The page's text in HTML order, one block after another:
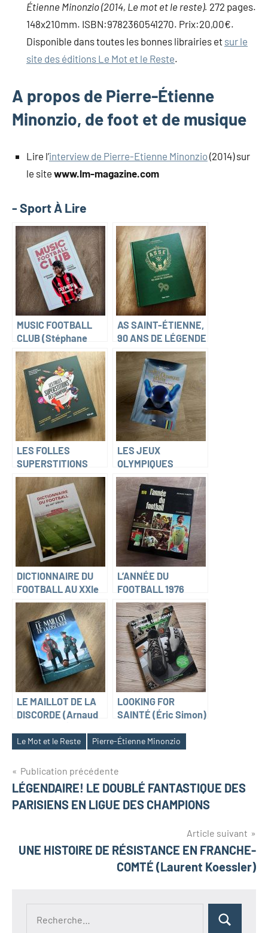
Étienne Minonzio (2014, Le mot et le reste). 272 pages.
148x210mm. ISBN:9782360541270. Prix:20,00€.
Disponible dans toutes les bonnes librairies et sur le
site des éditions Le Mot et le Reste.
A propos de Pierre-Étienne
Minonzio, de foot et de musique
Lire l’interview de Pierre-Etienne Minonzio(2014) sur
le site www.lm-magazine.com
- Sport À Lire
MUSIC FOOTBALL
CLUB (Stéphane
Basset)
AS SAINT-ÉTIENNE,
90 ANS DE LÉGENDE
(Denis Chaumier)
LES FOLLES
SUPERSTITIONS
DES CHAMPIONS
(Étienne Bonamy,
Christophe
Duchiron, Manuel
Tissier)
LES JEUX
OLYMPIQUES
D’HIVER, DES
ORIGINES A NOS
JOURS (Pierre
Lagrue)
DICTIONNAIRE DU
FOOTBALL AU XXIe
SIÈCLE (Christophe
Kuchly & Philippe
Gargov)
L’ANNÉE DU
FOOTBALL 1976
(Jacques Thibert)
LE MAILLOT DE LA
DISCORDE (Arnaud
Oburie)
LOOKING FOR
SAINTÉ (Éric Simon)
Le Mot et le Reste Pierre-Étienne Minonzio
Navigation
de
Publication précédente
LÉGENDAIRE! LE DOUBLÉ FANTASTIQUE DES
PARISIENS EN LIGUE DES CHAMPIONS
Article suivant
UNE HISTOIRE DE RÉSISTANCE EN FRANCHE-
COMTÉ (Laurent Koessler)
Rechercher